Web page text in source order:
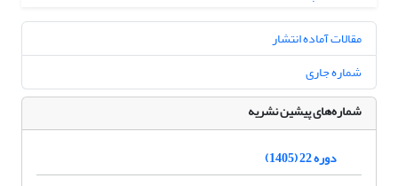
مقالات آماده انتشار
شماره جاری
شماره‌های پیشین نشریه
دوره 22 (1405)